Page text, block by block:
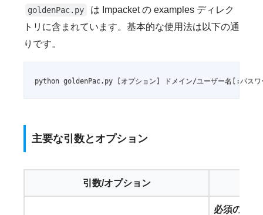
goldenPac.py
は Impacket の examples ディレク
トリに含まれています。基本的な使用法は以下の通
りです。
python goldenPac.py [オプション] ドメイン/ユーザー名[:パスワ
主要な引数とオプション
引数/オプション
必須の接続